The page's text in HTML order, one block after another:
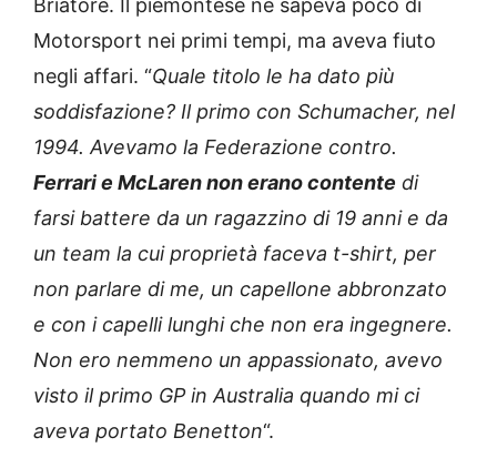
Briatore. Il piemontese ne sapeva poco di
Motorsport nei primi tempi, ma aveva fiuto
negli affari. “Quale titolo le ha dato più
soddisfazione? Il primo con Schumacher, nel
1994. Avevamo la Federazione contro.
Ferrari e McLaren non erano contente di
farsi battere da un ragazzino di 19 anni e da
un team la cui proprietà faceva t-shirt, per
non parlare di me, un capellone abbronzato
e con i capelli lunghi che non era ingegnere.
Non ero nemmeno un appassionato, avevo
visto il primo GP in Australia quando mi ci
aveva portato Benetton“.